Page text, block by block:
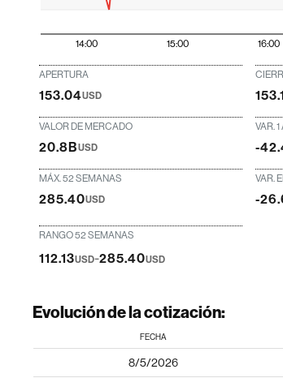
14:00 15:00 16:00
APERTURA
153.04USD
VALOR DE MERCADO
20.8BUSD
VAR.
-
MÁX. 52 SEMANAS
285.40USD
VAR.
-
RANGO 52 SEMANAS
112.13USD-285.40USD
Evolución de la cotización:
FECHA
8/5/2026